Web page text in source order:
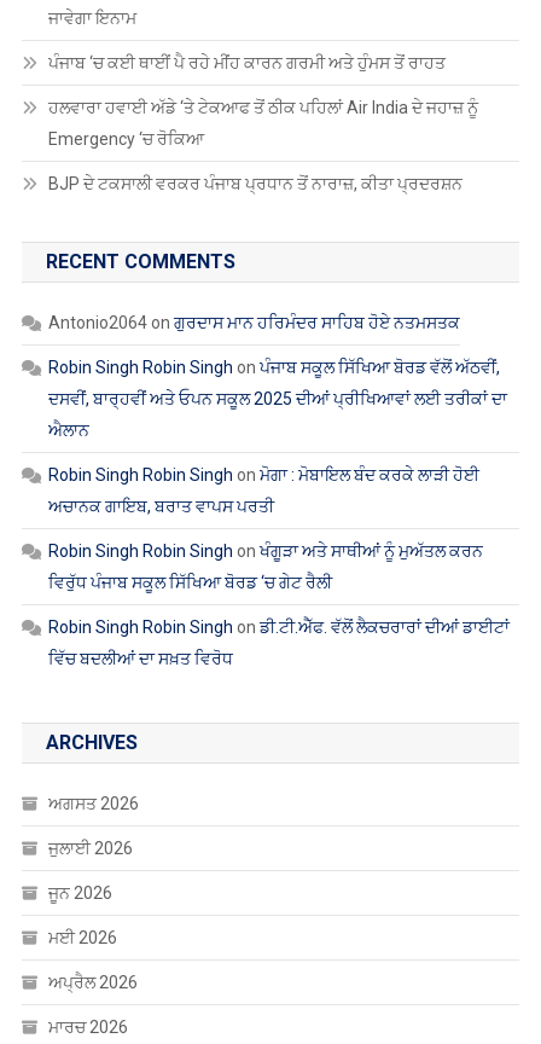
ਜਾਵੇਗਾ ਇਨਾਮ
ਪੰਜਾਬ ‘ਚ ਕਈ ਥਾਈਂ ਪੈ ਰਹੇ ਮੀਂਹ ਕਾਰਨ ਗਰਮੀ ਅਤੇ ਹੁੰਮਸ ਤੋਂ ਰਾਹਤ
ਹਲਵਾਰਾ ਹਵਾਈ ਅੱਡੇ ‘ਤੇ ਟੇਕਆਫ ਤੋਂ ਠੀਕ ਪਹਿਲਾਂ Air India ਦੇ ਜਹਾਜ਼ ਨੂੰ
Emergency ‘ਚ ਰੋਕਿਆ
BJP ਦੇ ਟਕਸਾਲੀ ਵਰਕਰ ਪੰਜਾਬ ਪ੍ਰਧਾਨ ਤੋਂ ਨਾਰਾਜ਼, ਕੀਤਾ ਪ੍ਰਦਰਸ਼ਨ
RECENT COMMENTS
Antonio2064on ਗੁਰਦਾਸ ਮਾਨ ਹਰਿਮੰਦਰ ਸਾਹਿਬ ਹੋਏ ਨਤਮਸਤਕ
Robin Singh Robin Singh onਪੰਜਾਬ ਸਕੂਲ ਸਿੱਖਿਆ ਬੋਰਡ ਵੱਲੋਂ ਅੱਠਵੀਂ,
ਦਸਵੀਂ, ਬਾਰ੍ਹਵੀਂ ਅਤੇ ਓਪਨ ਸਕੂਲ 2025 ਦੀਆਂ ਪ੍ਰੀਖਿਆਵਾਂ ਲਈ ਤਰੀਕਾਂ ਦਾ
ਐਲਾਨ
Robin Singh Robin Singh on ਮੋਗਾ : ਮੋਬਾਇਲ ਬੰਦ ਕਰਕੇ ਲਾੜੀ ਹੋਈ
ਅਚਾਨਕ ਗਾਇਬ, ਬਰਾਤ ਵਾਪਸ ਪਰਤੀ
Robin Singh Robin Singh onਖੰਗੂੜਾ ਅਤੇ ਸਾਥੀਆਂ ਨੂੰ ਮੁਅੱਤਲ ਕਰਨ
ਵਿਰੁੱਧ ਪੰਜਾਬ ਸਕੂਲ ਸਿੱਖਿਆ ਬੋਰਡ ‘ਚ ਗੇਟ ਰੈਲੀ
Robin Singh Robin Singh onਡੀ.ਟੀ.ਐੱਫ. ਵੱਲੋਂ ਲੈਕਚਰਾਰਾਂ ਦੀਆਂ ਡਾਈਟਾਂ
ਵਿੱਚ ਬਦਲੀਆਂ ਦਾ ਸਖ਼ਤ ਵਿਰੋਧ
ARCHIVES
ਅਗਸਤ 2026
ਜੁਲਾਈ 2026
ਜੂਨ 2026
ਮਈ 2026
ਅਪ੍ਰੈਲ 2026
ਮਾਰਚ 2026